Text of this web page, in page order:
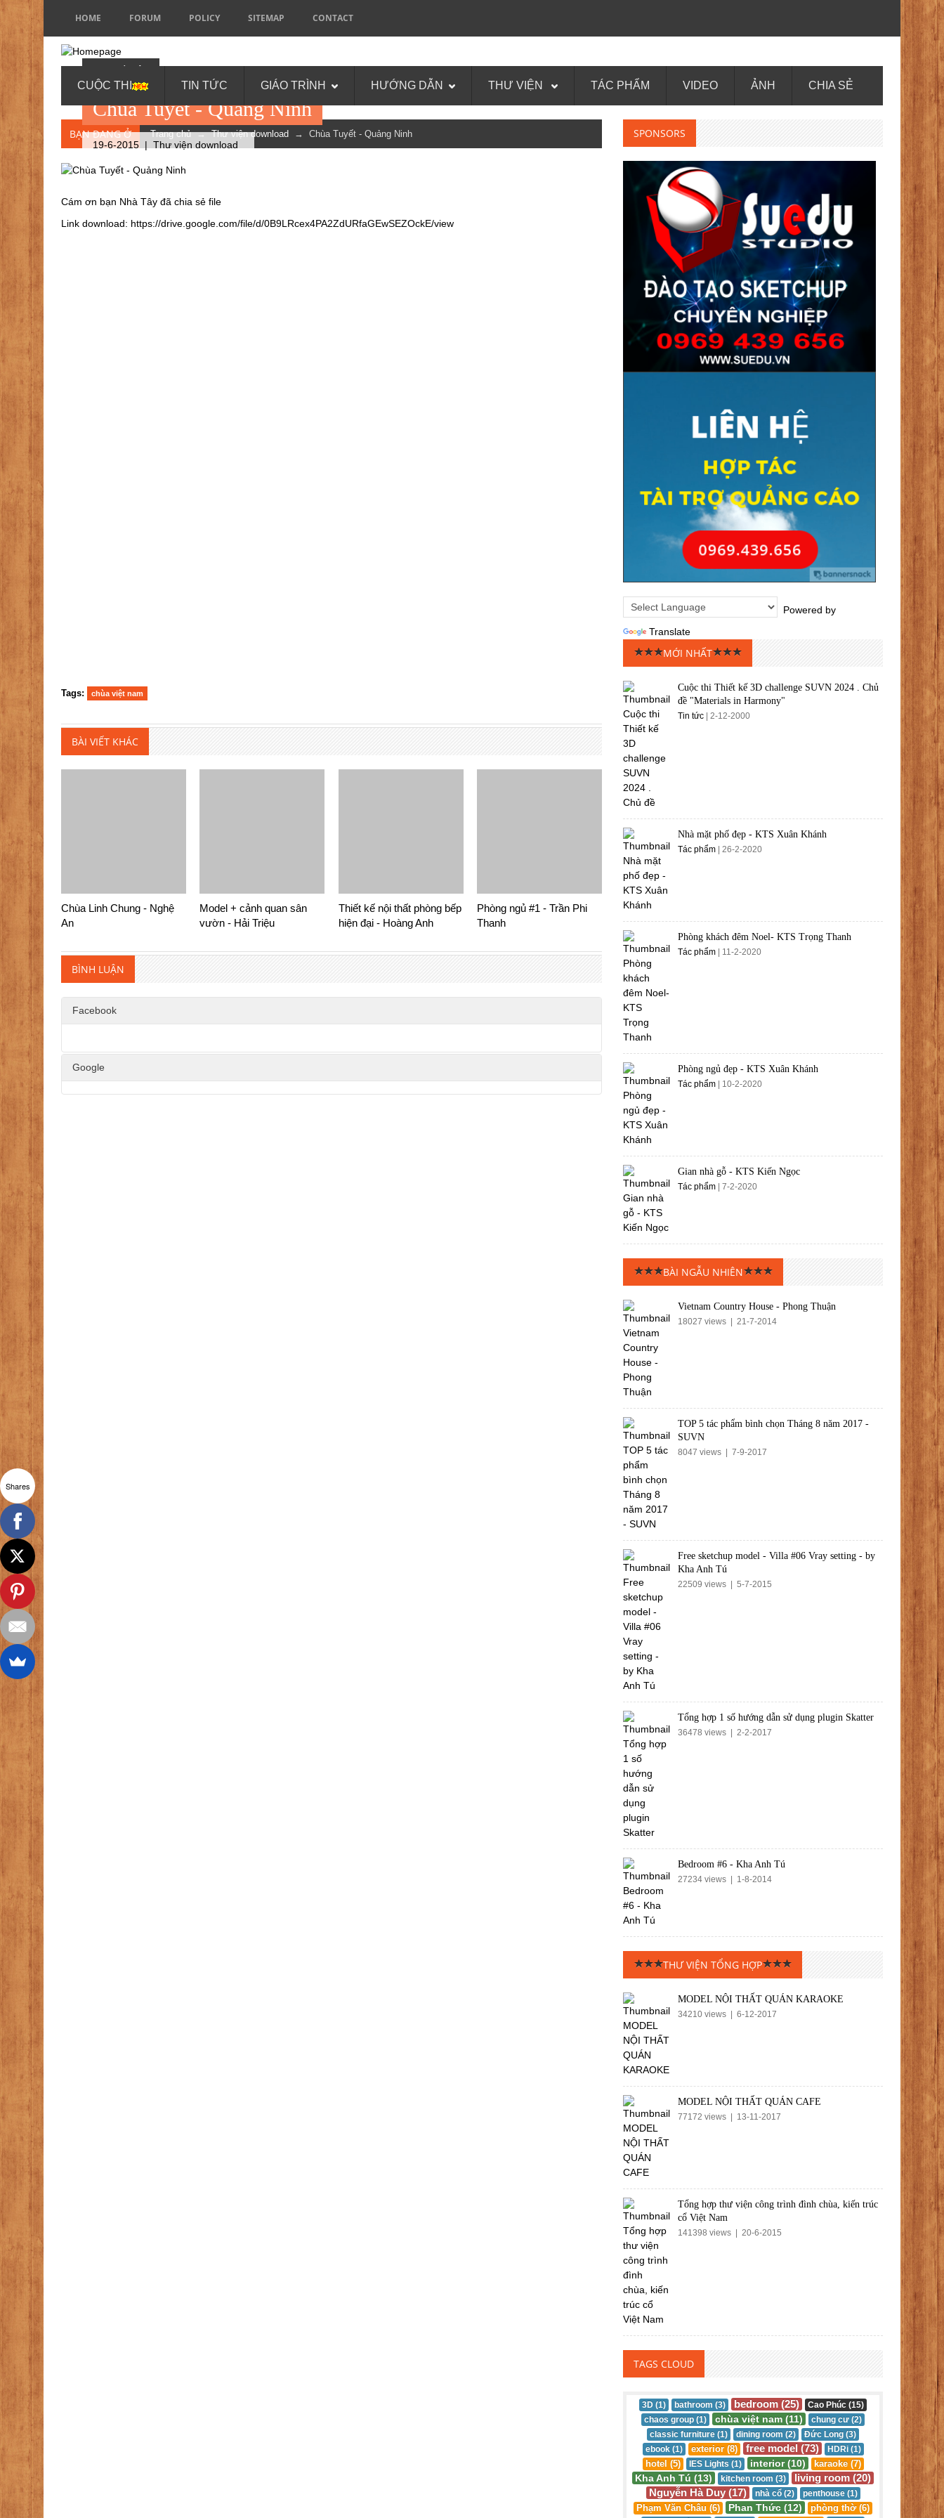
HOME FORUM POLICY SITEMAP CONTACT
CUỘC THI TIN TỨC GIÁO TRÌNH HƯỚNG DẪN THƯ VIỆN TÁC PHẨM VIDEO ẢNH CHIA SẺ
BẠN ĐANG Ở Trang chủ→Thư viện download → Chùa Tuyết - Quảng Ninh
BY NHÀ TÂY
Chùa Tuyết - Quảng Ninh
19-6-2015 | Thư viện download
Cám ơn bạn Nhà Tây đã chia sẻ file
Link download: https://drive.google.com/file/d/0B9LRcex4PA2ZdURfaGEwSEZOckE/view
Tags: chùa việt nam
BÀI VIẾT KHÁC
Chùa Linh Chung - Nghệ
An
Model + cảnh quan sân
vườn - Hải Triệu
Thiết kế nội thất phòng bếp
hiện đại - Hoàng Anh
Phòng ngủ #1 - Trần Phi
Thanh
BÌNH LUẬN
Facebook
Google
SPONSORS
Powered by
Translate
MỚI NHẤT
Cuộc thi Thiết kế 3D challenge SUVN 2024 . Chủ
đề "Materials in Harmony"
Tin tức| 2-12-2000
Nhà mặt phố đẹp - KTS Xuân Khánh
Tác phẩm | 26-2-2020
Phòng khách đêm Noel- KTS Trọng Thanh
Tác phẩm | 11-2-2020
Phòng ngủ đẹp - KTS Xuân Khánh
Tác phẩm | 10-2-2020
Gian nhà gỗ - KTS Kiến Ngọc
Tác phẩm | 7-2-2020
BÀI NGẪU NHIÊN
Vietnam Country House - Phong Thuận
18027 views | 21-7-2014
TOP 5 tác phẩm bình chọn Tháng 8 năm 2017 -
SUVN
8047 views | 7-9-2017
Free sketchup model - Villa #06 Vray setting - by
Kha Anh Tú
22509 views | 5-7-2015
Tổng hợp 1 số hướng dẫn sử dụng plugin Skatter
36478 views | 2-2-2017
Bedroom #6 - Kha Anh Tú
27234 views | 1-8-2014
THƯ VIỆN TỔNG HỢP
MODEL NỘI THẤT QUÁN KARAOKE
34210 views | 6-12-2017
MODEL NỘI THẤT QUÁN CAFE
77172 views | 13-11-2017
Tổng hợp thư viện công trình đình chùa, kiến trúc
cổ Việt Nam
141398 views | 20-6-2015
TAGS CLOUD
3D (1) bathroom (3) bedroom (25)
Cao Phúc (15)
chaos group (1)
chùa việt nam (11)
chung cư (2)
classic furniture (1)
dining room (2)
Đức Long (3)
ebook (1)
exterior (8) free model (73) HDRi (1)
hotel (5) IES Lights (1) interior (10) karaoke (7)
Kha Anh Tú (13) kitchen room (3)
living room (20)
Nguyễn Hà Duy (17)
nhà cổ (2) penthouse (1)
Phạm Văn Châu (6) Phan Thức (12) phòng thờ (6)
Shares